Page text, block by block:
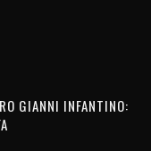
GIANNI INFANTINO: